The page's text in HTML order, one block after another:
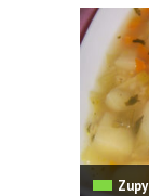
Zupy